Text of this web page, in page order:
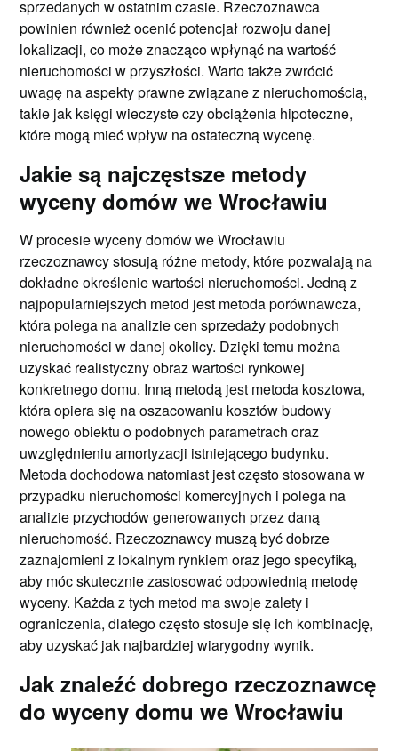
sprzedanych w ostatnim czasie. Rzeczoznawca
powinien również ocenić potencjał rozwoju danej
lokalizacji, co może znacząco wpłynąć na wartość
nieruchomości w przyszłości. Warto także zwrócić
uwagę na aspekty prawne związane z nieruchomością,
takie jak księgi wieczyste czy obciążenia hipoteczne,
które mogą mieć wpływ na ostateczną wycenę.
Jakie są najczęstsze metody
wyceny domów we Wrocławiu
W procesie wyceny domów we Wrocławiu
rzeczoznawcy stosują różne metody, które pozwalają na
dokładne określenie wartości nieruchomości. Jedną z
najpopularniejszych metod jest metoda porównawcza,
która polega na analizie cen sprzedaży podobnych
nieruchomości w danej okolicy. Dzięki temu można
uzyskać realistyczny obraz wartości rynkowej
konkretnego domu. Inną metodą jest metoda kosztowa,
która opiera się na oszacowaniu kosztów budowy
nowego obiektu o podobnych parametrach oraz
uwzględnieniu amortyzacji istniejącego budynku.
Metoda dochodowa natomiast jest często stosowana w
przypadku nieruchomości komercyjnych i polega na
analizie przychodów generowanych przez daną
nieruchomość. Rzeczoznawcy muszą być dobrze
zaznajomieni z lokalnym rynkiem oraz jego specyfiką,
aby móc skutecznie zastosować odpowiednią metodę
wyceny. Każda z tych metod ma swoje zalety i
ograniczenia, dlatego często stosuje się ich kombinację,
aby uzyskać jak najbardziej wiarygodny wynik.
Jak znaleźć dobrego rzeczoznawcę
do wyceny domu we Wrocławiu